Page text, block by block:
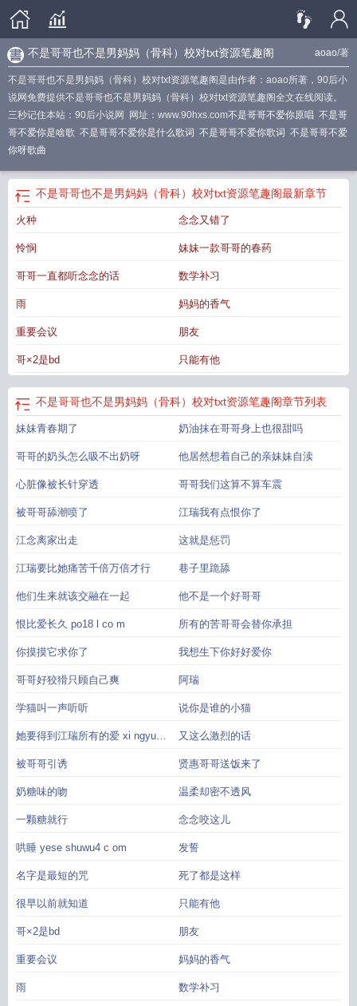
aoao/著
不是哥哥也不是男妈妈（骨科）校对txt资源笔趣阁
不是哥哥也不是男妈妈（骨科）校对txt资源笔趣阁是由作者：aoao所著，90后小
说网免费提供不是哥哥也不是男妈妈（骨科）校对txt资源笔趣阁全文在线阅读。
三秒记住本站：90后小说网 网址：www.90hxs.com不是哥哥不爱你原唱 不是哥
哥不爱你是啥歌 不是哥哥不爱你是什么歌词 不是哥哥不爱你歌词 不是哥哥不爱
你呀歌曲
不是哥哥也不是男妈妈（骨科）校对txt资源笔趣阁最新章节
火种 念念又错了
怜悯 妹妹一款哥哥的春药
哥哥一直都听念念的话 数学补习
雨 妈妈的香气
重要会议 朋友
哥×2是bd 只能有他
不是哥哥也不是男妈妈（骨科）校对txt资源笔趣阁章节列表
妹妹青春期了 奶油抹在哥哥身上也很甜吗
哥哥的奶头怎么吸不出奶呀 他居然想着自己的亲妹妹自渎
心脏像被长针穿透 哥哥我们这算不算车震
被哥哥舔潮喷了 江瑞我有点恨你了
江念离家出走 这就是惩罚
江瑞要比她痛苦千倍万倍才行 巷子里跪舔
他们生来就该交融在一起 他不是一个好哥哥
恨比爱长久 po18 l co m 所有的苦哥哥会替你承担
你摸摸它求你了 我想生下你好好爱你
哥哥好狡猾只顾自己爽 阿瑞
学猫叫一声听听 说你是谁的小猫
她要得到江瑞所有的爱 xi ngyu
jiao co m
又这么激烈的话
被哥哥引诱 贤惠哥哥送饭来了
奶糖味的吻 温柔却密不透风
一颗糖就行 念念咬这儿
哄睡 yese shuwu4 c om 发誓
名字是最短的咒 死了都是这样
很早以前就知道 只能有他
哥×2是bd 朋友
重要会议 妈妈的香气
雨 数学补习